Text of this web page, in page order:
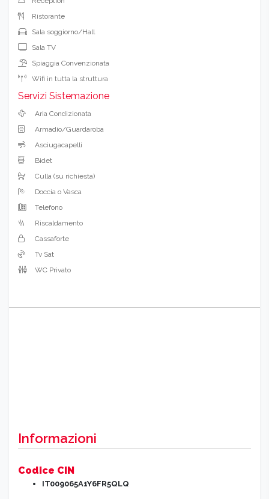
Ristorante
Sala soggiorno/Hall
Sala TV
Spiaggia Convenzionata
Wifi in tutta la struttura
Servizi Sistemazione
Aria Condizionata
Armadio/Guardaroba
Asciugacapelli
Bidet
Culla (su richiesta)
Doccia o Vasca
Telefono
Riscaldamento
Cassaforte
Tv Sat
WC Privato
Informazioni
Codice CIN
IT009065A1Y6FR5QLQ